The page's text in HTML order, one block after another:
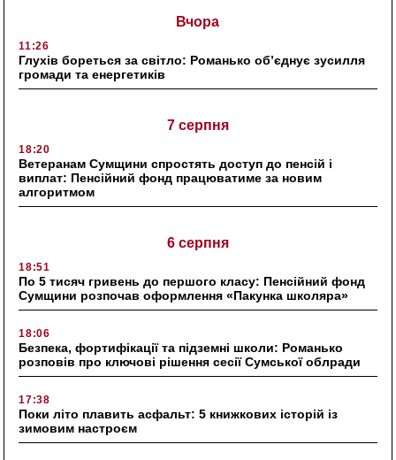
Вчора
11:26
Глухів бореться за світло: Романько об’єднує зусилля
громади та енергетиків
7 серпня
18:20
Ветеранам Сумщини спростять доступ до пенсій і
виплат: Пенсійний фонд працюватиме за новим
алгоритмом
6 серпня
18:51
По 5 тисяч гривень до першого класу: Пенсійний фонд
Сумщини розпочав оформлення «Пакунка школяра»
18:06
Безпека, фортифікації та підземні школи: Романько
розповів про ключові рішення сесії Сумської облради
17:38
Поки літо плавить асфальт: 5 книжкових історій із
зимовим настроєм